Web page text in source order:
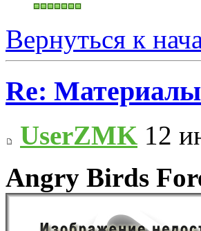
Вернуться к
Re:
UserZMK 12
Angry Birds